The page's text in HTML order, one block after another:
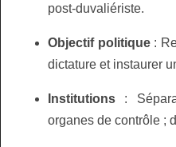
post‑duvaliériste.
Objectif politique:
dictature et instaurer
Institutions :
organes de contrôle ;